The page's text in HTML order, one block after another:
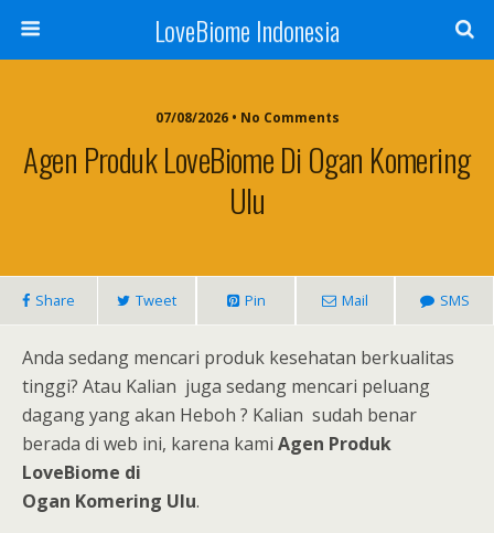
LoveBiome Indonesia
07/08/2026 • No Comments
Agen Produk LoveBiome Di Ogan Komering
Ulu
Share Tweet Pin Mail SMS
Anda sedang mencari produk kesehatan berkualitas
tinggi? Atau Kalian juga sedang mencari peluang
dagang yang akan Heboh ? Kalian sudah benar
berada di web ini, karena kami Agen Produk
LoveBiome di
Ogan Komering Ulu.